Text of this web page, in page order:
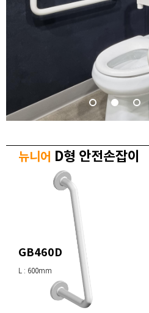
뉴니어 D형 안전손잡이
GB460D
L : 600mm